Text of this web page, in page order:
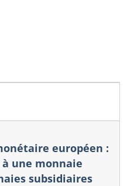
européen :
une monnaie
subsidiaires